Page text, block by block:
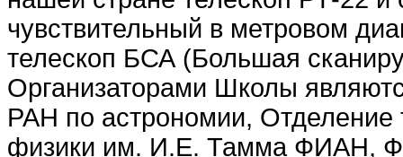
чувствительный в метровом
телескоп БСА (Большая
Организаторами Школы
РАН по астрономии, Отделение
физики им. И.Е. Тамма ФИАН,